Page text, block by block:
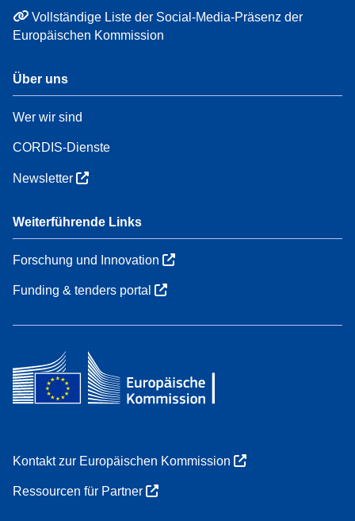
Vollständige Liste der Social-Media-Präsenz der
Europäischen Kommission
Über uns
Wer wir sind
CORDIS-Dienste
Newsletter
Weiterführende Links
Forschung und Innovation
Funding & tenders portal
Kontakt zur Europäischen Kommission
Ressourcen für Partner